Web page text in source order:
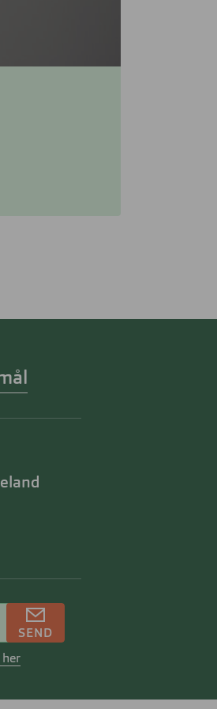
SEND
her